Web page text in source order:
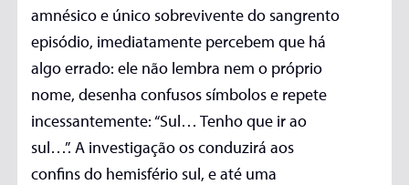
amnésico e único sobrevivente do sangrento
episódio, imediatamente percebem que há
algo errado: ele não lembra nem o próprio
nome, desenha confusos símbolos e repete
incessantemente: “Sul… Tenho que ir ao
sul…”. A investigação os conduzirá aos
confins do hemisfério sul, e até uma